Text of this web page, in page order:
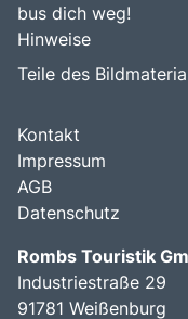
bus dich weg!
Hinweise
Teile des
Kontakt
Impressum
AGB
Datenschutz
Rombs Touristik
Industriestraße 29
91781 Weißenburg